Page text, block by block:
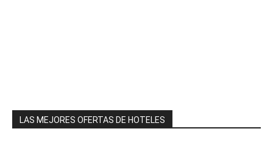
LAS MEJORES OFERTAS DE HOTELES